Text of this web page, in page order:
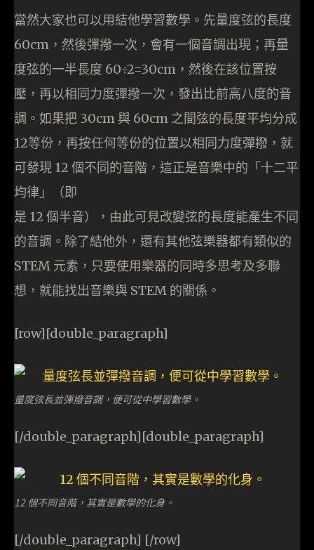
當然大家也可以用結他學習數學。先量度弦的長度
60cm，然後彈撥一次，會有一個音調出現；再量
度弦的一半長度 60÷2=30cm，然後在該位置按
壓，再以相同力度彈撥一次，發出比前高八度的音
調。如果把 30cm 與 60cm 之間弦的長度平均分成
12等份，再按任何等份的位置以相同力度彈撥，就
可發現 12 個不同的音階，這正是音樂中的「十二平
均律」（即
是 12 個半音），由此可見改變弦的長度能產生不同
的音調。除了結他外，還有其他弦樂器都有類似的
STEM 元素，只要使用樂器的同時多思考及多聯
想，就能找出音樂與 STEM 的關係。
[row][double_paragraph]
量度弦長並彈撥音調，便可從中學習數學。
[/double_paragraph][double_paragraph]
12 個不同音階，其實是數學的化身。
[/double_paragraph] [/row]